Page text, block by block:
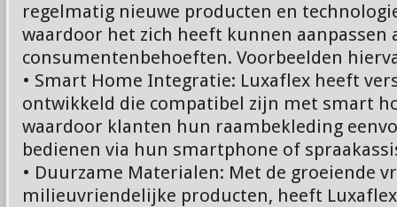
regelmatig nieuwe producten en
waardoor het zich heeft kunnen aanpassen
consumentenbehoeften. Voorbeelden
• Smart Home Integratie: Luxaflex heeft
ontwikkeld die compatibel zijn met smart
waardoor klanten hun raambekleding
bedienen via hun smartphone of
• Duurzame Materialen: Met de groeiende
milieuvriendelijke producten, heeft Luxaflex